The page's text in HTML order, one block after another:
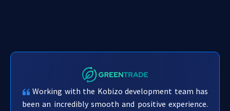
Working with the Kobizo development team has
been an incredibly smooth and positive experience.